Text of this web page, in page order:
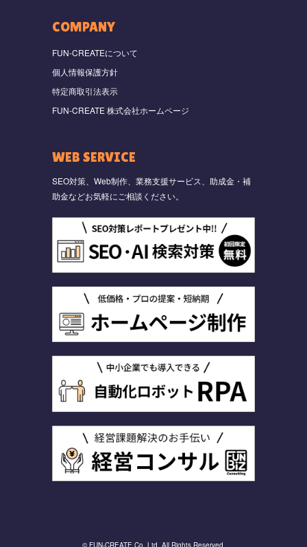
COMPANY
FUN-CREATEについて
個人情報保護方針
特定商取引法表示
FUN-CREATE 株式会社ホームページ
WEB SERVICE
SEO対策、Web制作、業務支援サービス、助成金・補
助金などお気軽にご相談ください。
© FUN-CREATE Co.,Ltd. All Rights Reserved.